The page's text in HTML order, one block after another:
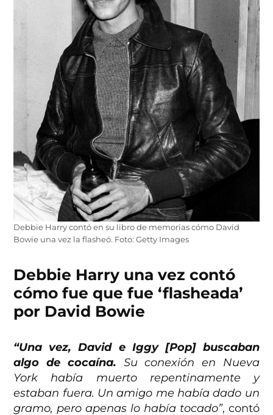
Debbie Harry contó en su libro de memorias cómo David
Bowie una vez la flasheó. Foto: Getty Images
Debbie Harry una vez contó
cómo fue que fue ‘flasheada’
por David Bowie
“Una vez, David e Iggy [Pop] buscaban
algo de cocaína. Su conexión en Nueva
York había muerto repentinamente y
estaban fuera. Un amigo me había dado un
gramo, pero apenas lo había tocado”, contó